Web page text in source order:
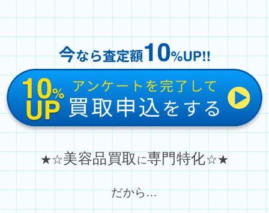
★☆美容品買取 に専門特化☆★
だから…